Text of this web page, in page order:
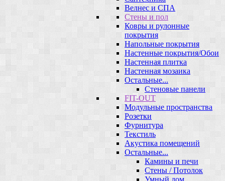
Велнес и СПА
Стены и пол
Ковры и рулонные
покрытия
Напольные покрытия
Настенные покрытия/Обои
Настенная плитка
Настенная мозаика
Остальные...
Стеновые панели
FIT-OUT
Модульные пространства
Розетки
Фурнитура
Текстиль
Акустика помещений
Остальные...
Камины и печи
Стены / Потолок
Умный дом